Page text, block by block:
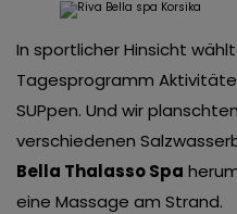
In sportlicher Hinsicht
Tagesprogramm
SUPpen. Und wir
verschiedenen
Bella Thalasso Spa
eine Massage am Strand.